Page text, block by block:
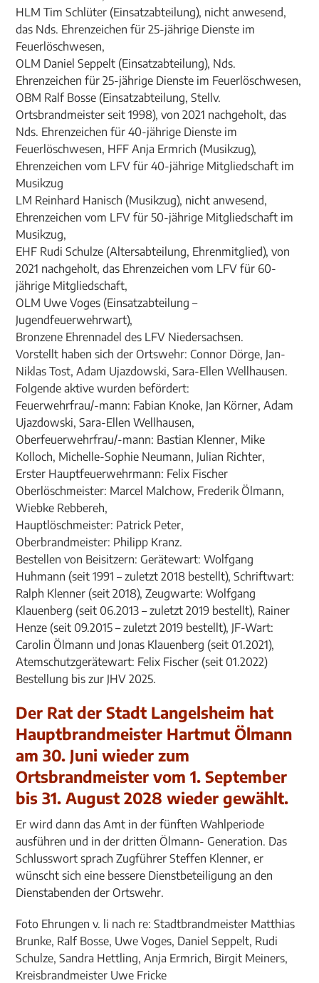
HLM Tim Schlüter (Einsatzabteilung), nicht anwesend,
das Nds. Ehrenzeichen für 25-jährige Dienste im
Feuerlöschwesen,
OLM Daniel Seppelt (Einsatzabteilung), Nds.
Ehrenzeichen für 25-jährige Dienste im Feuerlöschwesen,
OBM Ralf Bosse (Einsatzabteilung, Stellv.
Ortsbrandmeister seit 1998), von 2021 nachgeholt, das
Nds. Ehrenzeichen für 40-jährige Dienste im
Feuerlöschwesen, HFF Anja Ermrich (Musikzug),
Ehrenzeichen vom LFV für 40-jährige Mitgliedschaft im
Musikzug
LM Reinhard Hanisch (Musikzug), nicht anwesend,
Ehrenzeichen vom LFV für 50-jährige Mitgliedschaft im
Musikzug,
EHF Rudi Schulze (Altersabteilung, Ehrenmitglied), von
2021 nachgeholt, das Ehrenzeichen vom LFV für 60-
jährige Mitgliedschaft,
OLM Uwe Voges (Einsatzabteilung –
Jugendfeuerwehrwart),
Bronzene Ehrennadel des LFV Niedersachsen.
Vorstellt haben sich der Ortswehr: Connor Dörge, Jan-
Niklas Tost, Adam Ujazdowski, Sara-Ellen Wellhausen.
Folgende aktive wurden befördert:
Feuerwehrfrau/-mann: Fabian Knoke, Jan Körner, Adam
Ujazdowski, Sara-Ellen Wellhausen,
Oberfeuerwehrfrau/-mann: Bastian Klenner, Mike
Kolloch, Michelle-Sophie Neumann, Julian Richter,
Erster Hauptfeuerwehrmann: Felix Fischer
Oberlöschmeister: Marcel Malchow, Frederik Ölmann,
Wiebke Rebbereh,
Hauptlöschmeister: Patrick Peter,
Oberbrandmeister: Philipp Kranz.
Bestellen von Beisitzern: Gerätewart: Wolfgang
Huhmann (seit 1991 – zuletzt 2018 bestellt), Schriftwart:
Ralph Klenner (seit 2018), Zeugwarte: Wolfgang
Klauenberg (seit 06.2013 – zuletzt 2019 bestellt), Rainer
Henze (seit 09.2015 – zuletzt 2019 bestellt), JF-Wart:
Carolin Ölmann und Jonas Klauenberg (seit 01.2021),
Atemschutzgerätewart: Felix Fischer (seit 01.2022)
Bestellung bis zur JHV 2025.
Der Rat der Stadt Langelsheim hat
Hauptbrandmeister Hartmut Ölmann
am 30. Juni wieder zum
Ortsbrandmeister vom 1. September
bis 31. August 2028 wieder gewählt.
Er wird dann das Amt in der fünften Wahlperiode
ausführen und in der dritten Ölmann- Generation. Das
Schlusswort sprach Zugführer Steffen Klenner, er
wünscht sich eine bessere Dienstbeteiligung an den
Dienstabenden der Ortswehr.
Foto Ehrungen v. li nach re: Stadtbrandmeister Matthias
Brunke, Ralf Bosse, Uwe Voges, Daniel Seppelt, Rudi
Schulze, Sandra Hettling, Anja Ermrich, Birgit Meiners,
Kreisbrandmeister Uwe Fricke